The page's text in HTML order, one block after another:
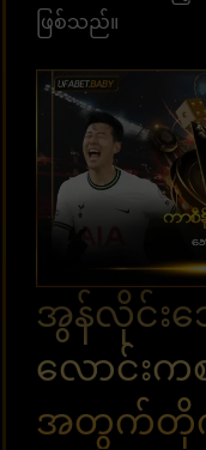
ဖြစ်သည်။
အွန်လိုင်း
လောင်းကစ
အတွက်တို